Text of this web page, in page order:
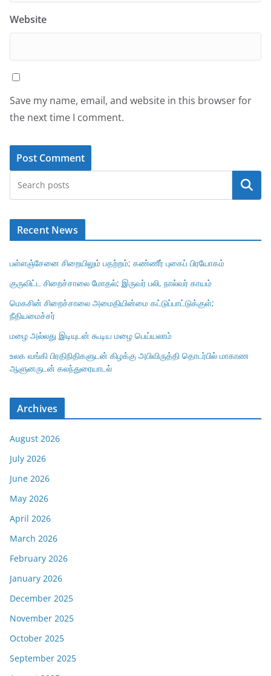
Website
Save my name, email, and website in this browser for
the next time I comment.
Search
Recent News
பள்ளஞ்சேனை சிறையிலும் பதற்றம்; கண்ணீர் புகைப் பிரயோகம்
குருவிட்ட சிறைச்சாலை மோதல்; இருவர் பலி, நால்வர் காயம்
மெகசின் சிறைச்சாலை அமைதியின்மை கட்டுப்பாட்டுக்குள்;
நீதியமைச்சர்
மழை அல்லது இடியுடன் கூடிய மழை பெய்யலாம்
உலக வங்கி பிரதிநிதிகளுடன் கிழக்கு அபிவிருத்தி தொடர்பில் மாகாண
ஆளுனருடன் கலந்துரையாடல்
Archives
August 2026
July 2026
June 2026
May 2026
April 2026
March 2026
February 2026
January 2026
December 2025
November 2025
October 2025
September 2025